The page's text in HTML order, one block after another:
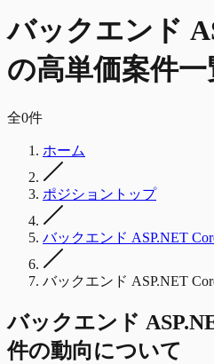
バックエンド
の高単価案件一
全0件
ホーム
ポジショントップ
バックエンド ASP.NET
バックエンド ASP.NET
バックエンド
件の動向について